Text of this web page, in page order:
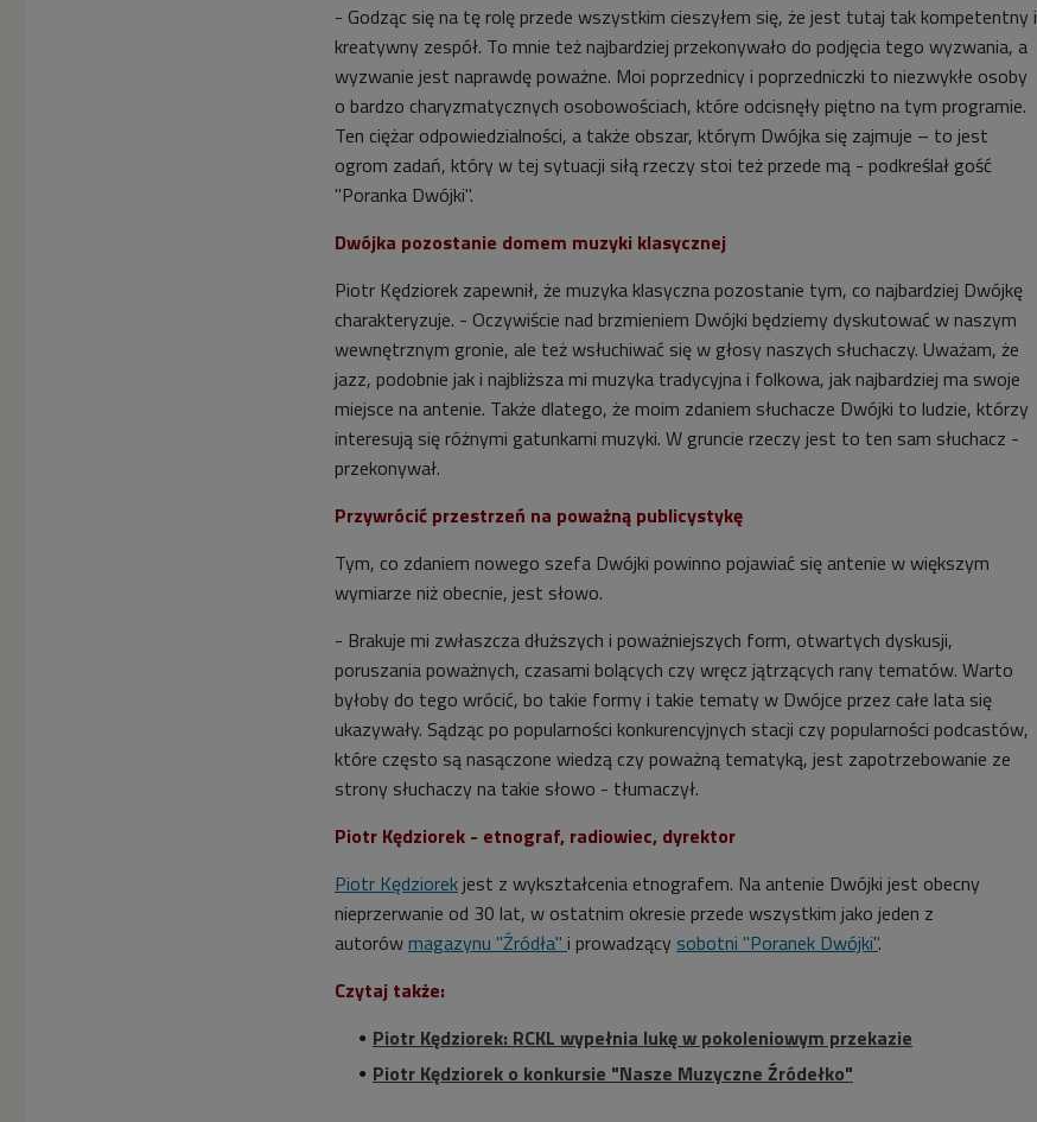
- Godząc się na tę rolę przede wszystkim cieszyłem się, że jest tutaj tak kompetentny i
kreatywny zespół. To mnie też najbardziej przekonywało do podjęcia tego wyzwania, a
wyzwanie jest naprawdę poważne. Moi poprzednicy i poprzedniczki to niezwykłe osoby
o bardzo charyzmatycznych osobowościach, które odcisnęły piętno na tym programie.
Ten ciężar odpowiedzialności, a także obszar, którym Dwójka się zajmuje – to jest
ogrom zadań, który w tej sytuacji siłą rzeczy stoi też przede mą - podkreślał gość
"Poranka Dwójki".
Dwójka pozostanie domem muzyki klasycznej
Piotr Kędziorek zapewnił, że muzyka klasyczna pozostanie tym, co najbardziej Dwójkę
charakteryzuje. - Oczywiście nad brzmieniem Dwójki będziemy dyskutować w naszym
wewnętrznym gronie, ale też wsłuchiwać się w głosy naszych słuchaczy. Uważam, że
jazz, podobnie jak i najbliższa mi muzyka tradycyjna i folkowa, jak najbardziej ma swoje
miejsce na antenie. Także dlatego, że moim zdaniem słuchacze Dwójki to ludzie, którzy
interesują się różnymi gatunkami muzyki. W gruncie rzeczy jest to ten sam słuchacz -
przekonywał.
Przywrócić przestrzeń na poważną publicystykę
Tym, co zdaniem nowego szefa Dwójki powinno pojawiać się antenie w większym
wymiarze niż obecnie, jest słowo.
- Brakuje mi zwłaszcza dłuższych i poważniejszych form, otwartych dyskusji,
poruszania poważnych, czasami bolących czy wręcz jątrzących rany tematów. Warto
byłoby do tego wrócić, bo takie formy i takie tematy w Dwójce przez całe lata się
ukazywały. Sądząc po popularności konkurencyjnych stacji czy popularności podcastów,
które często są nasączone wiedzą czy poważną tematyką, jest zapotrzebowanie ze
strony słuchaczy na takie słowo - tłumaczył.
Piotr Kędziorek - etnograf, radiowiec, dyrektor
Piotr Kędziorekjest z wykształcenia etnografem. Na antenie Dwójki jest obecny
nieprzerwanie od 30 lat, w ostatnim okresie przede wszystkim jako jeden z
autorówmagazynu "Źródła" i prowadzący sobotni "Poranek Dwójki".
Czytaj także:
Piotr Kędziorek: RCKL wypełnia lukę w pokoleniowym przekazie
Piotr Kędziorek o konkursie "Nasze Muzyczne Źródełko"